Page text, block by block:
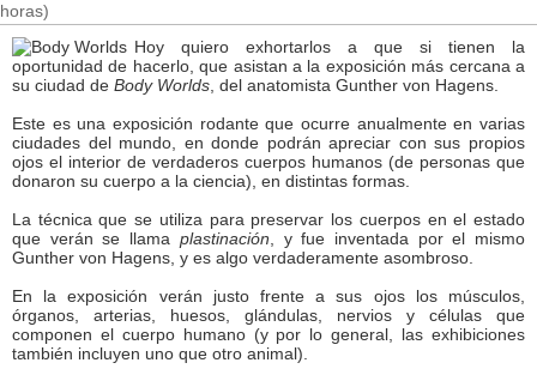
horas)
Hoy quiero exhortarlos a que si tienen la
oportunidad de hacerlo, que asistan a la exposición más cercana a
su ciudad de Body Worlds , del anatomista Gunther von Hagens.
Este es una exposición rodante que ocurre anualmente en varias
ciudades del mundo, en donde podrán apreciar con sus propios
ojos el interior de verdaderos cuerpos humanos (de personas que
donaron su cuerpo a la ciencia), en distintas formas.
La técnica que se utiliza para preservar los cuerpos en el estado
que verán se llama plastinación , y fue inventada por el mismo
Gunther von Hagens, y es algo verdaderamente asombroso.
En la exposición verán justo frente a sus ojos los músculos,
órganos, arterias, huesos, glándulas, nervios y células que
componen el cuerpo humano (y por lo general, las exhibiciones
también incluyen uno que otro animal).